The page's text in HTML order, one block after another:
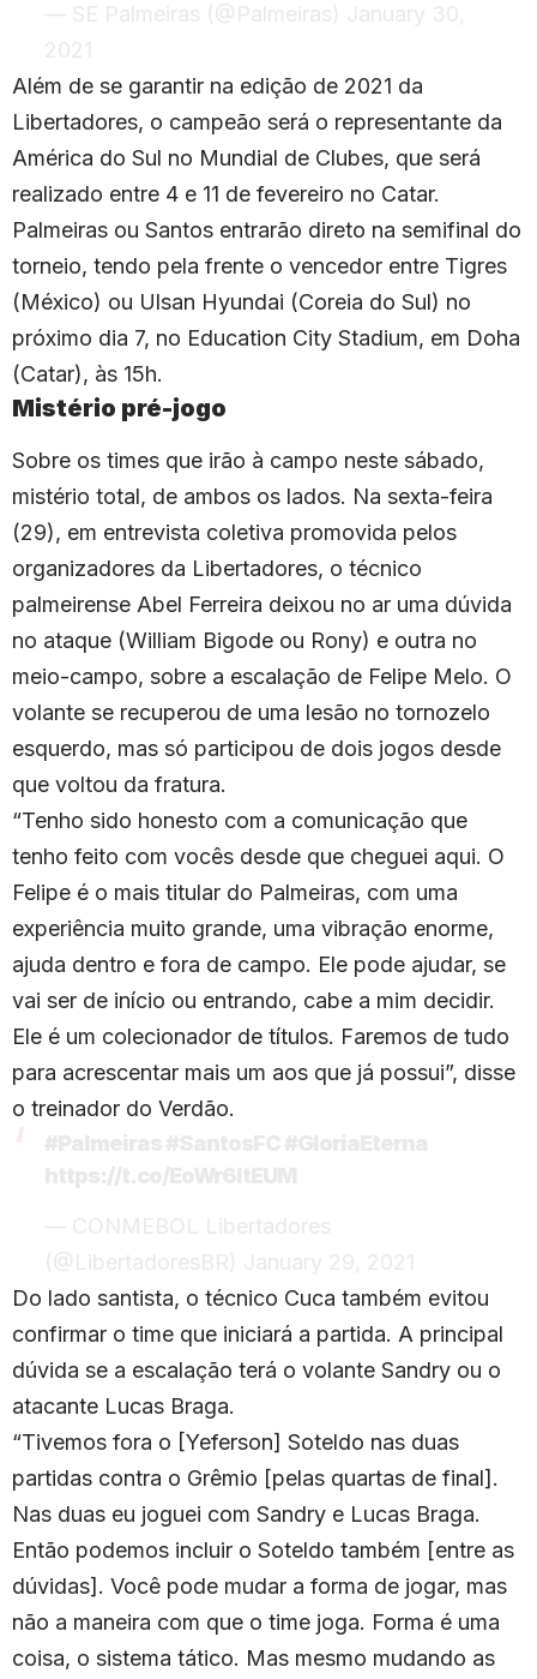
Além de se garantir na edição de 2021 da
Libertadores, o campeão será o representante da
América do Sul no Mundial de Clubes, que será
realizado entre 4 e 11 de fevereiro no Catar.
Palmeiras ou Santos entrarão direto na semifinal do
torneio, tendo pela frente o vencedor entre Tigres
(México) ou Ulsan Hyundai (Coreia do Sul) no
próximo dia 7, no Education City Stadium, em Doha
(Catar), às 15h.
Mistério pré-jogo
Sobre os times que irão à campo neste sábado,
mistério total, de ambos os lados. Na sexta-feira
(29), em entrevista coletiva promovida pelos
organizadores da Libertadores, o técnico
palmeirense Abel Ferreira deixou no ar uma dúvida
no ataque (William Bigode ou Rony) e outra no
meio-campo, sobre a escalação de Felipe Melo. O
volante se recuperou de uma lesão no tornozelo
esquerdo, mas só participou de dois jogos desde
que voltou da fratura.
“Tenho sido honesto com a comunicação que
tenho feito com vocês desde que cheguei aqui. O
Felipe é o mais titular do Palmeiras, com uma
experiência muito grande, uma vibração enorme,
ajuda dentro e fora de campo. Ele pode ajudar, se
vai ser de início ou entrando, cabe a mim decidir.
Ele é um colecionador de títulos. Faremos de tudo
para acrescentar mais um aos que já possui”, disse
o treinador do Verdão.
Do lado santista, o técnico Cuca também evitou
confirmar o time que iniciará a partida. A principal
dúvida se a escalação terá o volante Sandry ou o
atacante Lucas Braga.
“Tivemos fora o [Yeferson] Soteldo nas duas
partidas contra o Grêmio [pelas quartas de final].
Nas duas eu joguei com Sandry e Lucas Braga.
Então podemos incluir o Soteldo também [entre as
dúvidas]. Você pode mudar a forma de jogar, mas
não a maneira com que o time joga. Forma é uma
coisa, o sistema tático. Mas mesmo mudando as